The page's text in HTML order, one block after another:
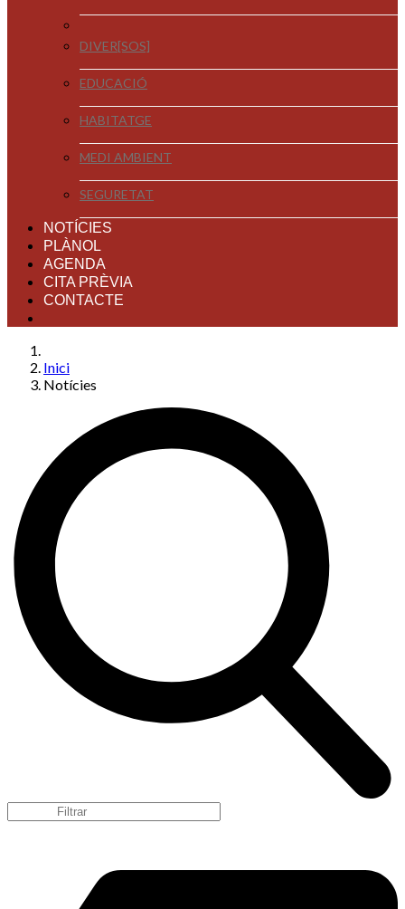
DIVER[SOS]
EDUCACIÓ
HABITATGE
MEDI AMBIENT
SEGURETAT
NOTÍCIES
PLÀNOL
AGENDA
CITA PRÈVIA
CONTACTE
Inici
Notícies